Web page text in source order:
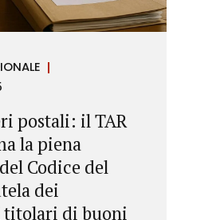
postali: il TAR
la piena
Codice del
dei
di buoni